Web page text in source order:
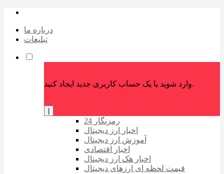
درباره ما
تبلیغات
وارد شوید یا یک حساب کاربری جدید ایجاد کنید.
رمزنگار 24
اخبار ارز دیجیتال
آموزش ارز دیجیتال
اخبار اقتصادی
اخبار هک ارز دیجیتال
قیمت لحظه ای ارزهای دیجیتال